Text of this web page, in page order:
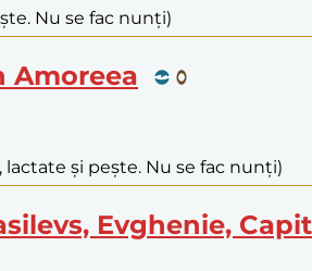
Nu se fac nunți)
Amoreea
lactate și pește. Nu se fac nunți)
Evghenie,